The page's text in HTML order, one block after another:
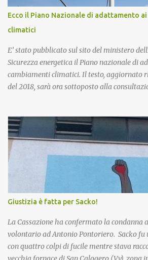
Ecco il Piano Nazionale di adattamento
climatici
E’ stato pubblicato sul sito del ministero
Sicurezza energetica il Piano nazionale di
cambiamenti climatici. Il testo, aggiornato
del 2018, sarà ora sottoposto alla
nazionale per implementare azioni volte a
rischi derivanti dai cambiamenti climatici,
di adattamento dei sistemi naturali, sociali
trarre vantaggio dalle eventuali opportunità
presentare con le nuove condizioni
Piano è stata già illustrata alle Regioni nel
che si sono tenute il 7 novembre e il 20
le osservazioni e conclusa la procedura di
all’approvazione definitiva con decreto del
poi all’insediamento dell’Osse...
Giustizia è fatta per Sacko!
La Cassazione ha confermato la condanna
volontario ad Antonio Pontoriero. Sacko fu
con quattro colpi di fucile mentre stava